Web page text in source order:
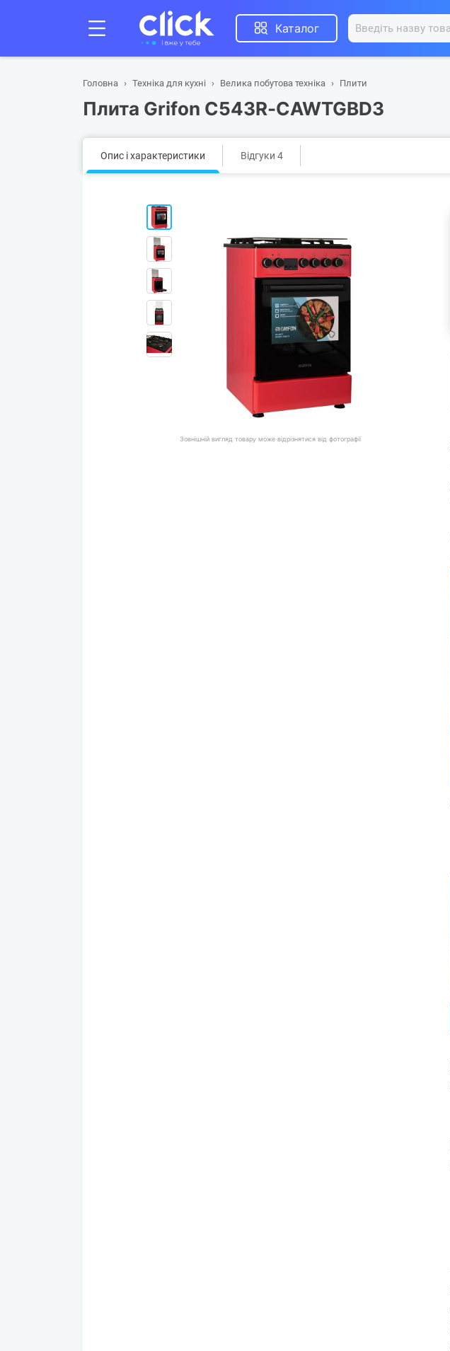
Каталог
Головна Техніка для кухні Велика побутова техніка Плити
Плита Grifon C543R-CAWTGBD3
Опис і характеристики Відгуки 4
Зовнішній вигляд товару може відрізнятися від фотографії